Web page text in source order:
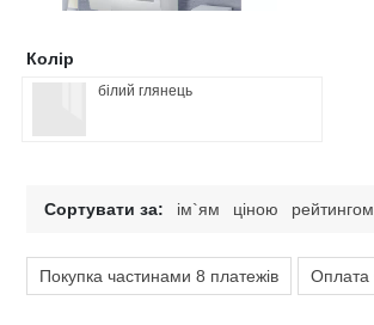
Колір
білий глянець
Сортувати за: ім`ям ціною рейтингом
Покупка частинами 8 платежів Оплата